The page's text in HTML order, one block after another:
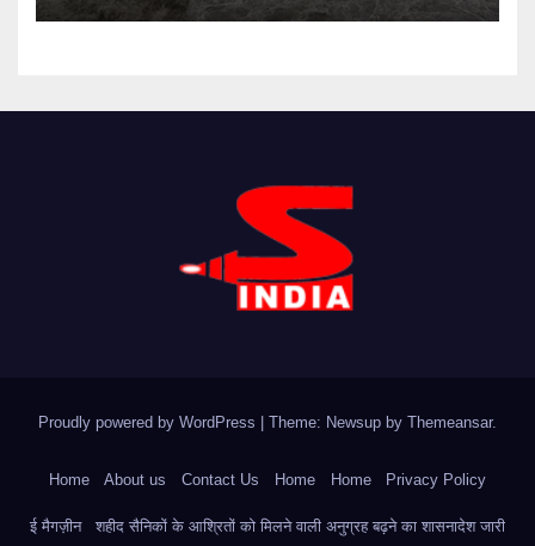
Proudly powered by WordPress | Theme: Newsup by Themeansar.
Home About us Contact Us Home Home Privacy Policy
ई मैगज़ीन शहीद सैनिकों के आश्रितों को मिलने वाली अनुग्रह बढ़ने का शासनादेश जारी